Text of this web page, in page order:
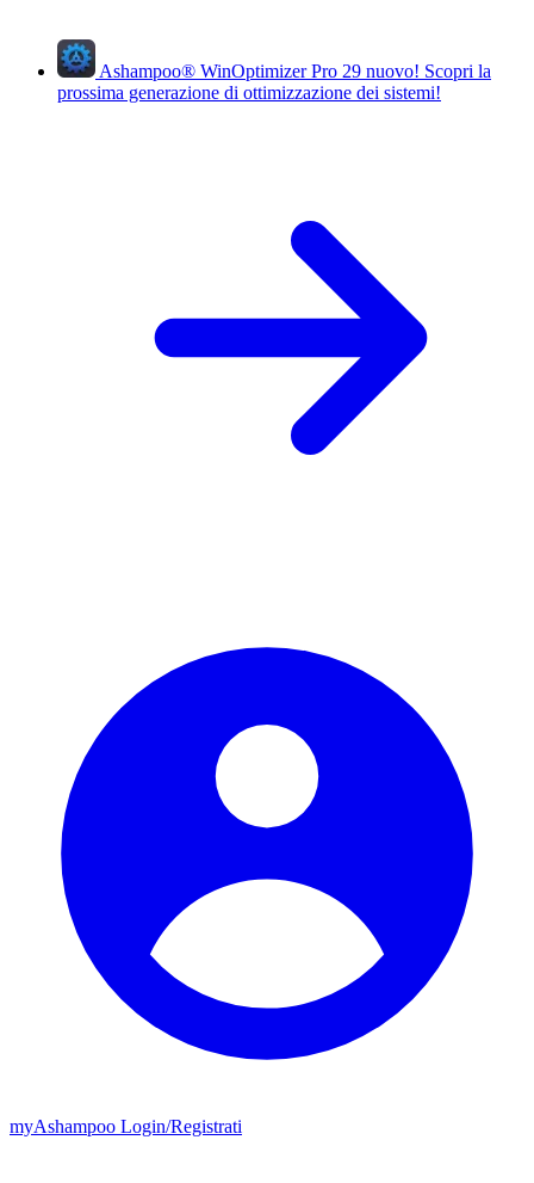
Ashampoo® WinOptimizer Pro 29 nuovo! Scopri la
prossima generazione di ottimizzazione dei sistemi!
myAshampoo Login/Registrati